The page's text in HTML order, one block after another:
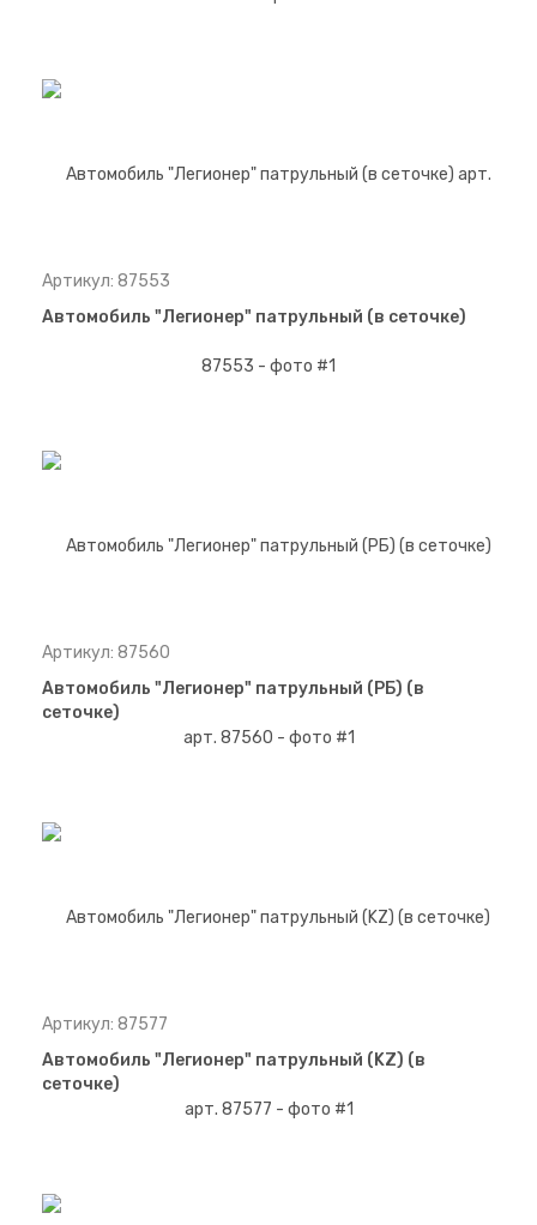
Артикул: 87553
Автомобиль "Легионер" патрульный (в сеточке)
Артикул: 87560
Автомобиль "Легионер" патрульный (РБ) (в
сеточке)
Артикул: 87577
Автомобиль "Легионер" патрульный (KZ) (в
сеточке)